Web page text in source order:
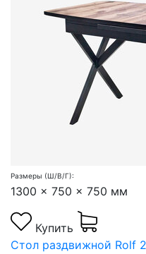
Размеры (Ш/В/Г):
1300 x 750 x 750 мм
Купить
Стол раздвижной Rolf